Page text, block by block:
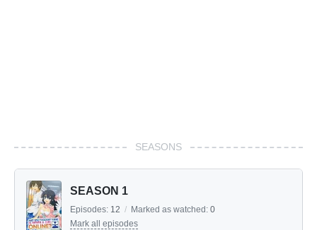
SEASONS
SEASON 1
Episodes: 12 / Marked as watched: 0
Mark all episodes